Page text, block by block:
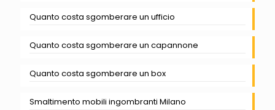
Quanto costa sgomberare un ufficio
Quanto costa sgomberare un capannone
Quanto costa sgomberare un box
Smaltimento mobili ingombranti Milano